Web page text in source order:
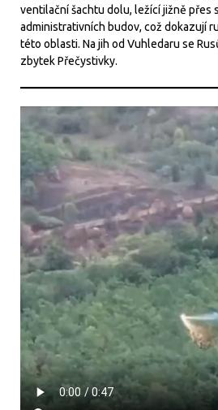
ventilační šachtu dolu, ležící jižně přes
administrativních budov, což dokazují
této oblasti. Na jih od Vuhledaru se
zbytek Přečystivky.